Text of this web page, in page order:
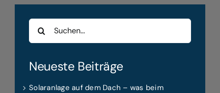
Suche
nach:
Neueste Beiträge
Solaranlage auf dem Dach – was beim